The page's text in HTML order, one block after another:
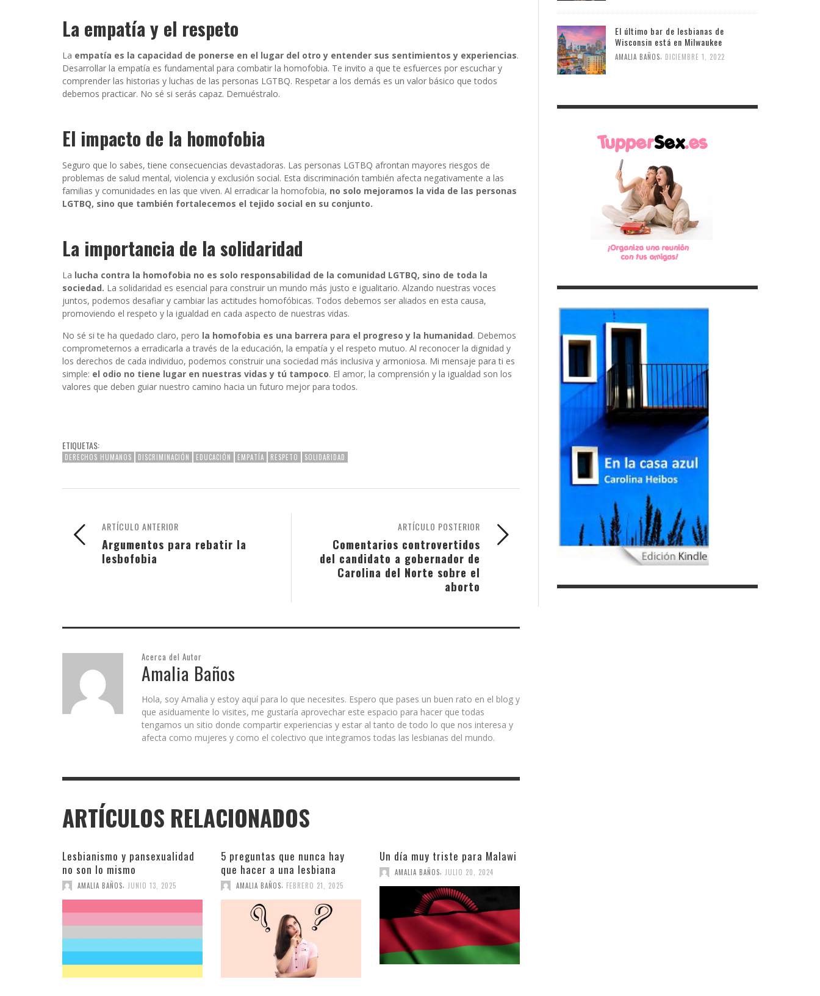
La empatía y el respeto
La empatía es la capacidad de ponerse en el lugar del otro y entender sus sentimientos y experiencias.
Desarrollar la empatía es fundamental para combatir la homofobia. Te invito a que te esfuerces por escuchar y
comprender las historias y luchas de las personas LGTBQ. Respetar a los demás es un valor básico que todos
debemos practicar. No sé si serás capaz. Demuéstralo.
El impacto de la homofobia
Seguro que lo sabes, tiene consecuencias devastadoras. Las personas LGTBQ afrontan mayores riesgos de
problemas de salud mental, violencia y exclusión social. Esta discriminación también afecta negativamente a las
familias y comunidades en las que viven. Al erradicar la homofobia, no solo mejoramos la vida de las personas
LGTBQ, sino que también fortalecemos el tejido social en su conjunto.
La importancia de la solidaridad
La lucha contra la homofobia no es solo responsabilidad de la comunidad LGTBQ, sino de toda la
sociedad. La solidaridad es esencial para construir un mundo más justo e igualitario. Alzando nuestras voces
juntos, podemos desafiar y cambiar las actitudes homofóbicas. Todos debemos ser aliados en esta causa,
promoviendo el respeto y la igualdad en cada aspecto de nuestras vidas.
No sé si te ha quedado claro, pero la homofobia es una barrera para el progreso y la humanidad. Debemos
comprometernos a erradicarla a través de la educación, la empatía y el respeto mutuo. Al reconocer la dignidad y
los derechos de cada individuo, podemos construir una sociedad más inclusiva y armoniosa. Mi mensaje para ti es
simple: el odio no tiene lugar en nuestras vidas y tú tampoco. El amor, la comprensión y la igualdad son los
valores que deben guiar nuestro camino hacia un futuro mejor para todos.
ETIQUETAS:
DERECHOS HUMANOS DISCRIMINACIÓN EDUCACIÓN EMPATÍA RESPETO SOLIDARIDAD
ARTÍCULO POSTERIOR
Comentarios controvertidos
del candidato a gobernador de
Carolina del Norte sobre el
aborto
ARTÍCULO ANTERIOR
Argumentos para rebatir la
lesbofobia
Acerca del Autor
Amalia Baños
Hola, soy Amalia y estoy aquí para lo que necesites. Espero que pases un buen rato en el blog y
que asiduamente lo visites, me gustaría aprovechar este espacio para hacer que todas
tengamos un sitio donde compartir experiencias y estar al tanto de todo lo que nos interesa y
afecta como mujeres y como el colectivo que integramos todas las lesbianas del mundo.
ARTÍCULOS RELACIONADOS
Lesbianismo y pansexualidad
no son lo mismo
AMALIA BAÑOS JUNIO 13, 2025
5 preguntas que nunca hay
que hacer a una lesbiana
AMALIA BAÑOS FEBRERO 21, 2025
Un día muy triste para Malawi
AMALIA BAÑOS JULIO 20, 2024
El último bar de lesbianas de
Wisconsin está en Milwaukee
AMALIA BAÑOS DICIEMBRE 1, 2022